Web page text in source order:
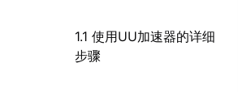
1.1 使用UU加速器的详细
步骤